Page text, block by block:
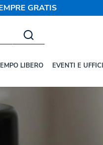
GRATIS
LIBERO EVENTI E
come